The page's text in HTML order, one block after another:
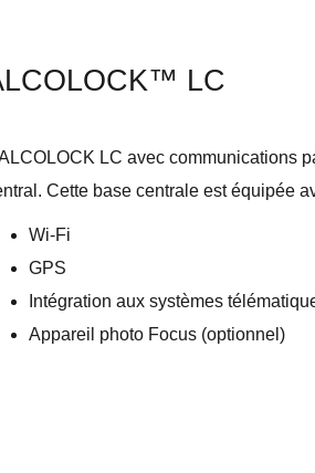
LC
LC avec communications
Cette base centrale est équipée
Wi-Fi
GPS
Intégration aux systèmes
Appareil photo Focus (optionnel)